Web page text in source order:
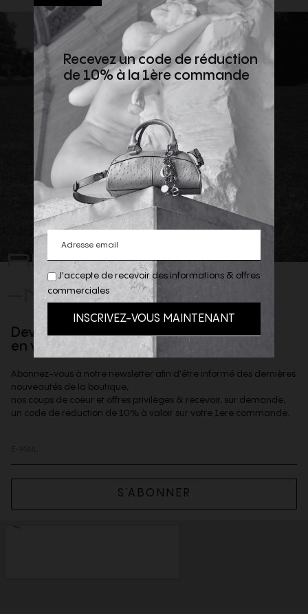
REJOIGNEZ
-NOUS
Devenez client privilège
en vous inscrivant à la newsletter
Abonnez-vous à notre newsletter afin d'être informé des dernières
nouveautés de la boutique,
nos coups de coeur et offres privilèges & recevoir, sur demande,
un code de reduction de 10% à valoir sur votre 1ere commande.
S’ABONNER
J'accepte de recevoir des informations & offres
commerciales
Recevez un code de réduction
de 10% à la 1ère commande